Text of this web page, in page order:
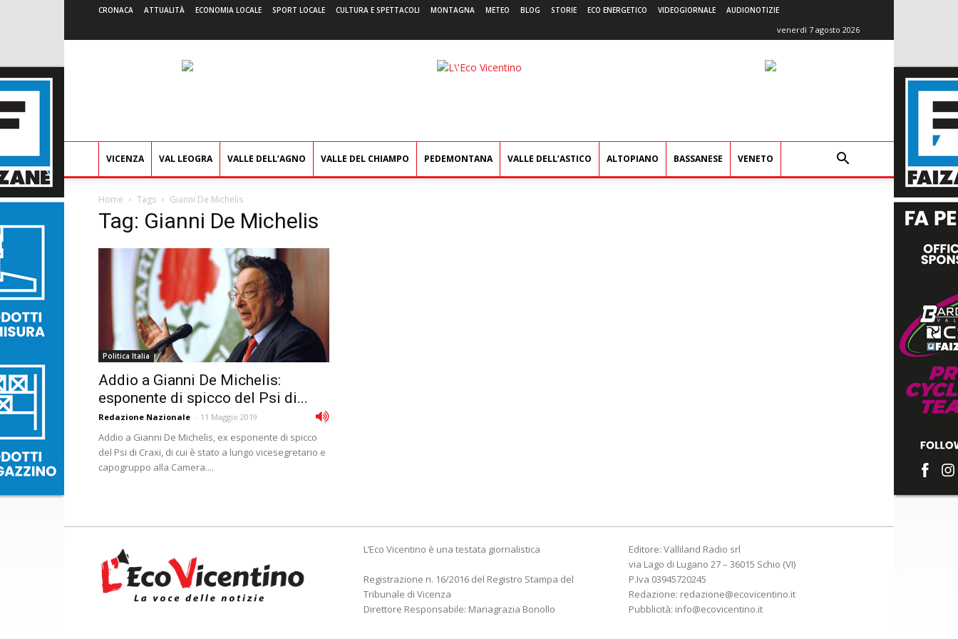
CRONACA ATTUALITÀ ECONOMIA LOCALE SPORT LOCALE CULTURA E SPETTACOLI MONTAGNA METEO BLOG STORIE ECO ENERGETICO VIDEOGIORNALE AUDIONOTIZIE
venerdì 7 agosto 2026
L'Eco
VICENZA VAL LEOGRA VALLE DELL’AGNO VALLE DEL CHIAMPO PEDEMONTANA VALLE DELL’ASTICO ALTOPIANO BASSANESE VENETO
Home Tags Gianni De Michelis
Tag: Gianni De Michelis
Politica Italia
Addio a Gianni De Michelis:
esponente di spicco del Psi di...
Redazione Nazionale - 11 Maggio 2019
Addio a Gianni De Michelis, ex esponente di spicco
del Psi di Craxi, di cui è stato a lungo vicesegretario e
capogruppo alla Camera....
L’Eco Vicentino è una testata giornalistica
Registrazione n. 16/2016 del Registro Stampa del
Tribunale di Vicenza
Direttore Responsabile: Mariagrazia Bonollo
Editore: Valliland Radio srl
via Lago di Lugano 27 – 36015 Schio (VI)
P.Iva 03945720245
Redazione: redazione@ecovicentino.it
Pubblicità: info@ecovicentino.it